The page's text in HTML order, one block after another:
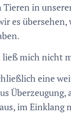
Tieren in
es übersehen,
ließ mich nicht
eine
Überzeugung,
im Einklang